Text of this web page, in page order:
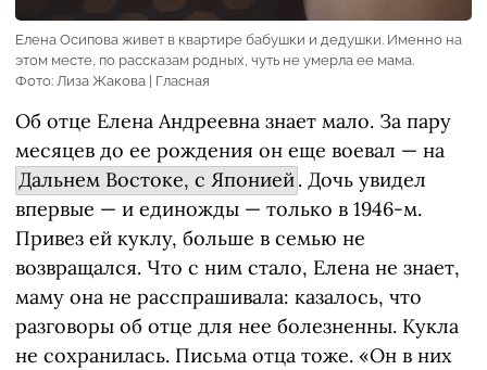
Елена Осипова живет в квартире бабушки и дедушки. Именно на
этом месте, по рассказам родных, чуть не умерла ее мама.
Фото: Лиза Жакова | Гласная
Об отце Елена Андреевна знает мало. За пару
месяцев до ее рождения он еще воевал — на
Дальнем Востоке, с Японией. Дочь увидел
впервые — и единожды — только в 1946-м.
Привез ей куклу, больше в семью не
возвращался. Что с ним стало, Елена не знает,
маму она не расспрашивала: казалось, что
разговоры об отце для нее болезненны. Кукла
не сохранилась. Письма отца тоже. «Он в них